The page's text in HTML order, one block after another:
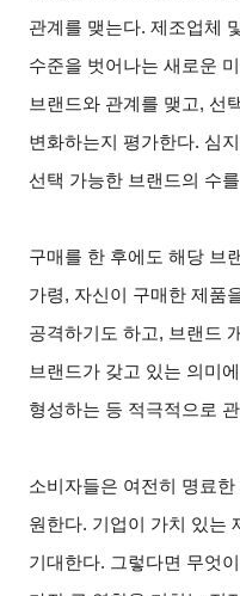
관계를 맺는다. 제조업체
수준을 벗어나는 새로운
브랜드와 관계를 맺고, 선
변화하는지 평가한다. 심
선택 가능한 브랜드의 수
구매를 한 후에도 해당 브
가령, 자신이 구매한 제품
공격하기도 하고, 브랜드
브랜드가 갖고 있는 의미
형성하는 등 적극적으로
소비자들은 여전히 명료
원한다. 기업이 가치 있는
기대한다. 그렇다면 무엇